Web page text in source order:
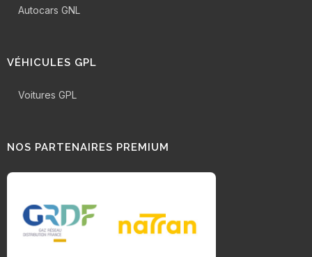
Autocars GNL
VÉHICULES GPL
Voitures GPL
NOS PARTENAIRES PREMIUM